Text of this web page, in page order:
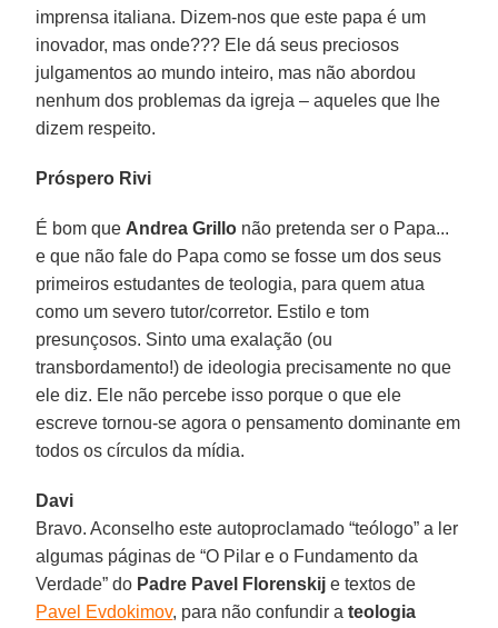
imprensa italiana. Dizem-nos que este papa é um
inovador, mas onde??? Ele dá seus preciosos
julgamentos ao mundo inteiro, mas não abordou
nenhum dos problemas da igreja – aqueles que lhe
dizem respeito.
Próspero Rivi
É bom que Andrea Grillo não pretenda ser o Papa...
e que não fale do Papa como se fosse um dos seus
primeiros estudantes de teologia, para quem atua
como um severo tutor/corretor. Estilo e tom
presunçosos. Sinto uma exalação (ou
transbordamento!) de ideologia precisamente no que
ele diz. Ele não percebe isso porque o que ele
escreve tornou-se agora o pensamento dominante em
todos os círculos da mídia.
Davi
Bravo. Aconselho este autoproclamado “teólogo” a ler
algumas páginas de “O Pilar e o Fundamento da
Verdade” do Padre Pavel Florenskij e textos de
Pavel Evdokimov, para não confundir ateologia